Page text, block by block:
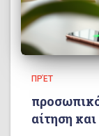
ΠΡΈΤ
αίτηση